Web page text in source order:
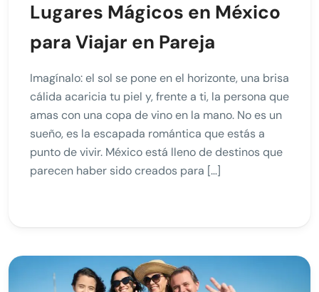
Lugares Mágicos en México
para Viajar en Pareja
Imagínalo: el sol se pone en el horizonte, una brisa
cálida acaricia tu piel y, frente a ti, la persona que
amas con una copa de vino en la mano. No es un
sueño, es la escapada romántica que estás a
punto de vivir. México está lleno de destinos que
parecen haber sido creados para […]